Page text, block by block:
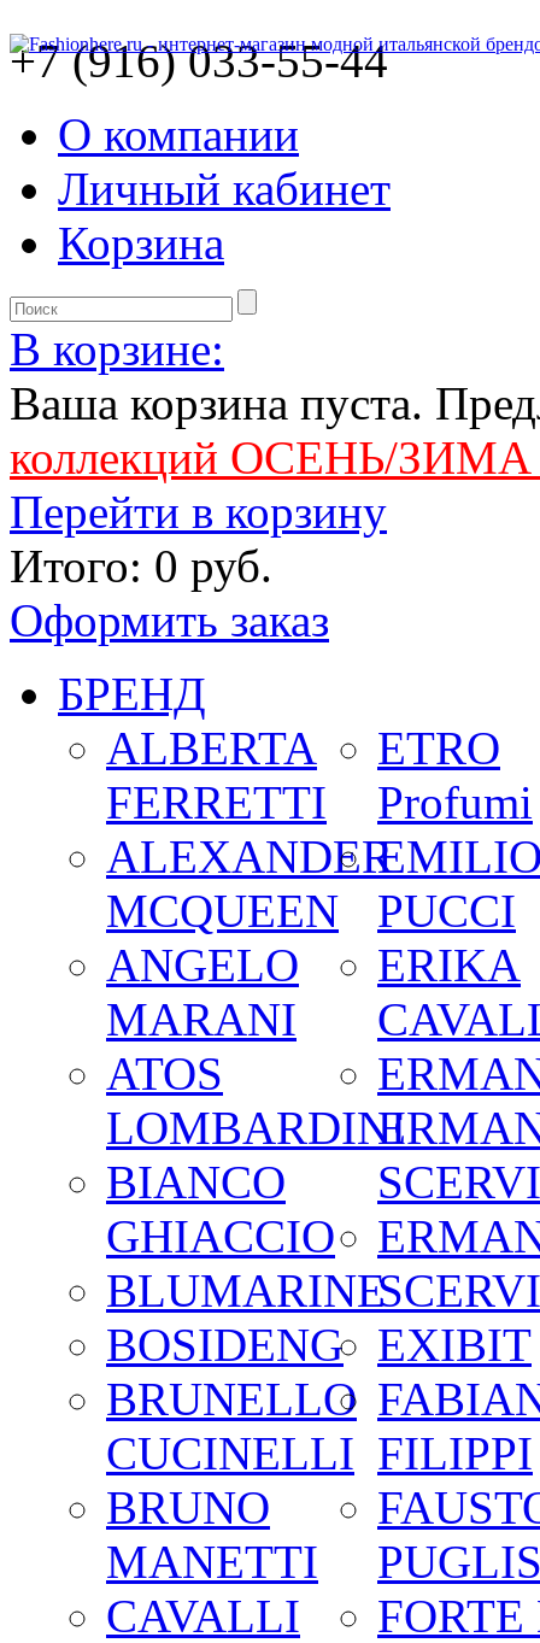
+7 (916) 033-55-44
О компании
Личный кабинет
Корзина
В корзине:
Ваша корзина пуста.
коллекций ОСЕНЬ/ЗИМА
Перейти в корзину
Итого: 0 руб.
Оформить заказ
БРЕНД
ALBERTA
FERRETTI
ALEXANDER
MCQUEEN
ANGELO
MARANI
ATOS
LOMBARDINI
BIANCO
GHIACCIO
BLUMARINE
BOSIDENG
BRUNELLO
CUCINELLI
BRUNO
MANETTI
CAVALLI
ETRO
Profumi
PUCCI
ERIKA
EXIBIT
FILIPPI
FORTE